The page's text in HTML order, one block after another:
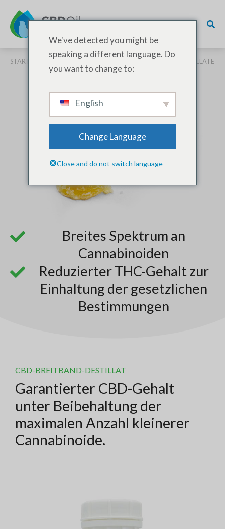
STARTSEITE PRODUKTE / BREITSPEKTRUM-DESTILLATE
Breites Spektrum an
Cannabinoiden
Reduzierter THC-Gehalt zur
Einhaltung der gesetzlichen
Bestimmungen
CBD-BREITBAND-DESTILLAT
Garantierter CBD-Gehalt
unter Beibehaltung der
maximalen Anzahl kleinerer
Cannabinoide.
We've detected you might be
speaking a different language. Do
you want to change to:
English
Change Language
Close and do not switch language